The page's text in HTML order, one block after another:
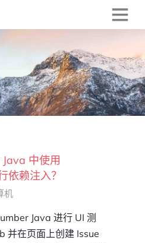
中使用
依赖注入？
机
Java 进行 UI 测
并在页面上创建 Issue